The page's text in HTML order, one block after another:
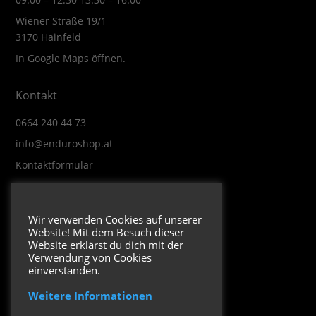
Wiener Straße 19/1
3170 Hainfeld
In Google Maps öffnen.
Kontakt
0664 240 44 73
info@enduroshop.at
Kontaktformular
Impressum
Datenschutzerklärung
Folge uns
Wir verwenden Cookies auf unserer
Website! Mit dem Besuch dieser
Website erklärst du dich mit der
Verwendung von Cookies
einverstanden.
Weitere Informationen